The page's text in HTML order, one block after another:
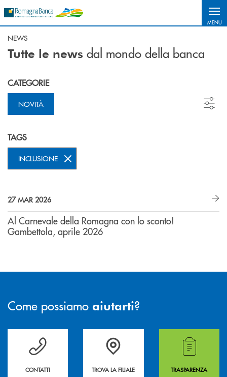
MENU
NEWS
Tutte le news dal mondo della banca
CATEGORIE
NOVITÀ
TAGS
INCLUSIONE
27 MAR 2026
Al Carnevale della Romagna con lo sconto!
Gambettola, aprile 2026
Come possiamo aiutarti?
Per ogni necessità compila il form e noi ti richiamiamo
CONTATTI
La&nbsp; Filiale &nbsp;vicina a te. &nbsp;
TROVA LA FILIALE
Hai bisogno di
TRASPARENZA